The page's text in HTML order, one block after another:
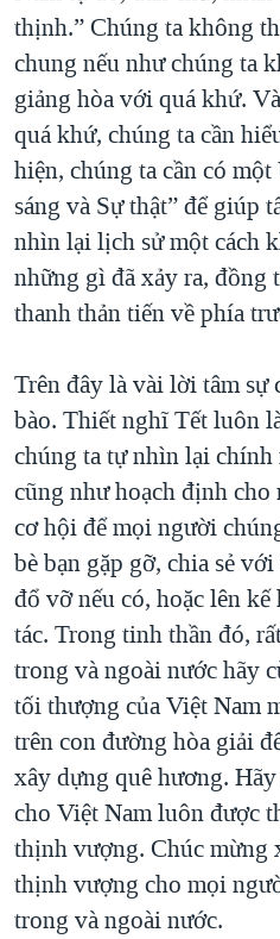
thịnh.” Chúng ta không
chung nếu như chúng ta
giảng hòa với quá khứ.
quá khứ, chúng ta cần
hiện, chúng ta cần có
sáng và Sự thật” để giúp
nhìn lại lịch sử một cách
những gì đã xảy ra, đồng
thanh thản tiến về phía
Trên đây là vài lời tâm sự
bào. Thiết nghĩ Tết luôn
chúng ta tự nhìn lại
cũng như hoạch định
cơ hội để mọi người
bè bạn gặp gỡ, chia sẻ
đổ vỡ nếu có, hoặc lên
tác. Trong tinh thần đó,
trong và ngoài nước hãy
tối thượng của Việt Nam
trên con đường hòa giải
xây dựng quê hương.
cho Việt Nam luôn được
thịnh vượng. Chúc mừng
thịnh vượng cho mọi
trong và ngoài nước.